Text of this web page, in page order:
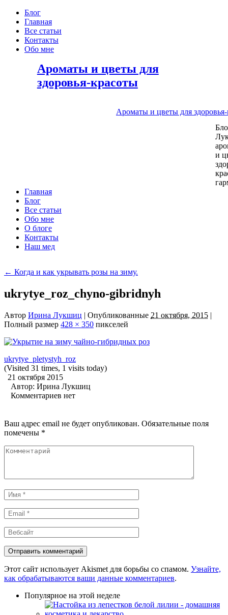
Блог
Главная
Все статьи
Контакты
Обо мне
Ароматы и цветы для
здоровья-красоты
Ароматы и цветы для
и
Главная
Блог
Все статьи
Обо мне
О блоге
Контакты
Наш мед
← Когда и как укрывать розы на зиму.
ukrytye_roz_chyno-gibridnyh
Автор Ирина Лукшиц | Опубликованные 21 октября, 2015 |
Полный размер 428 × 350 пикселей
ukrytye_pletystyh_roz
(Visited 31 times, 1 visits today)
21 октября 2015
Автор: Ирина Лукшиц
Комментариев нет
Ваш адрес email не будет опубликован. Обязательные поля
помечены *
Комментарий
Имя
*
Email
*
Вебсайт
Этот сайт использует Akismet для борьбы со спамом. Узнайте,
как обрабатываются ваши данные комментариев.
Популярное на этой неделе